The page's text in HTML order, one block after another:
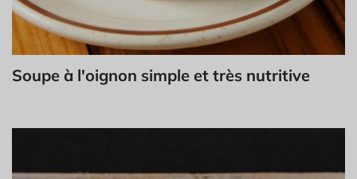
Soupe à l'oignon simple et très nutritive